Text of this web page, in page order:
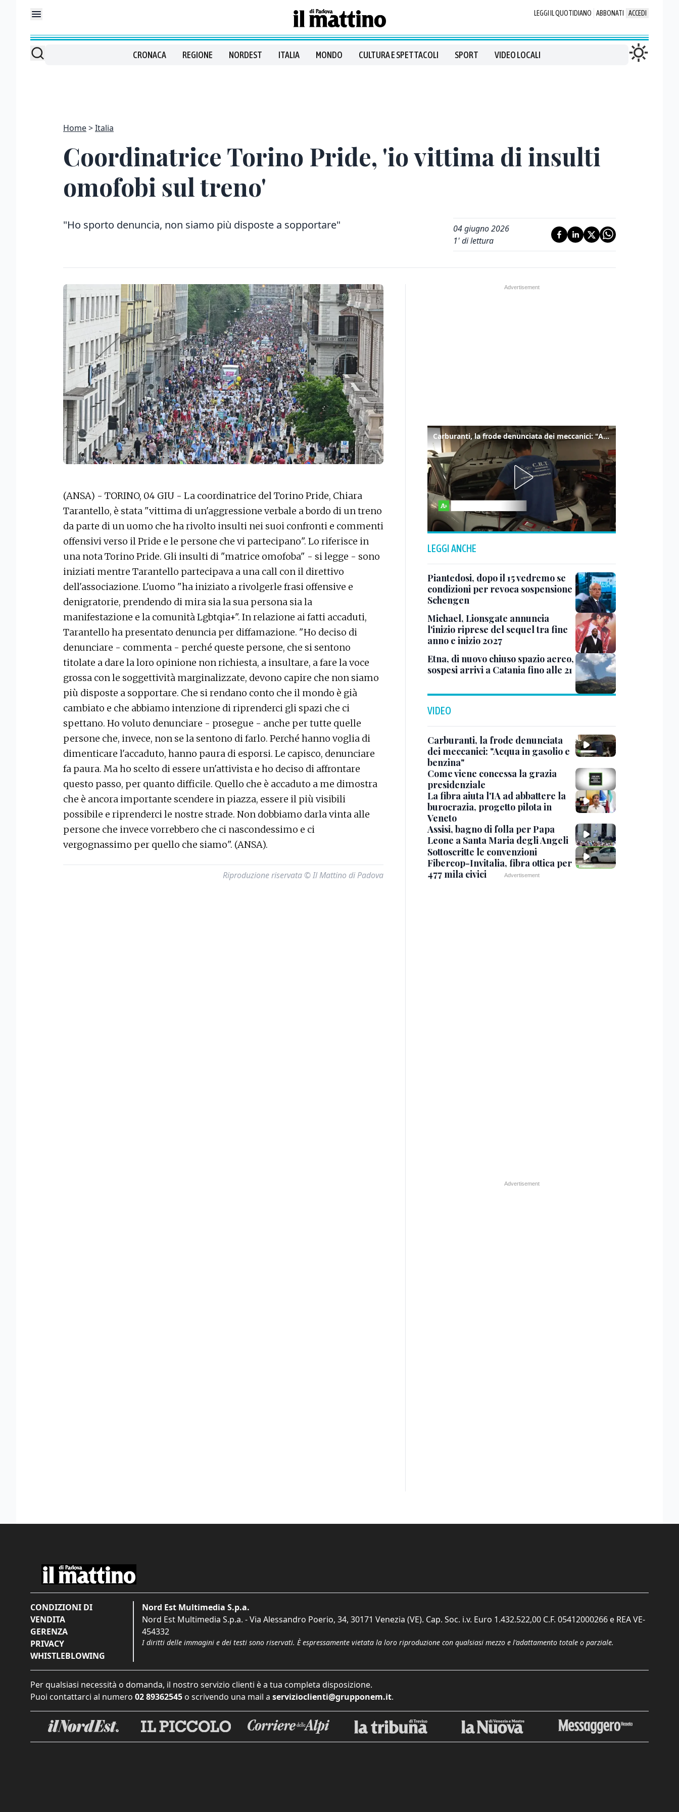
LEGGI IL QUOTIDIANO ABBONATI ACCEDI
CRONACA REGIONE NORDEST ITALIA MONDO CULTURA E SPETTACOLI SPORT VIDEO LOCALI
Home Italia
Coordinatrice Torino Pride, 'io vittima di insulti
omofobi sul treno'
"Ho sporto denuncia, non siamo più disposte a sopportare"
04 giugno 2026
1' di lettura
(ANSA) - TORINO, 04 GIU - La coordinatrice del Torino Pride, Chiara
Tarantello, è stata "vittima di un'aggressione verbale a bordo di un treno
da parte di un uomo che ha rivolto insulti nei suoi confronti e commenti
offensivi verso il Pride e le persone che vi partecipano". Lo riferisce in
una nota Torino Pride. Gli insulti di "matrice omofoba" - si legge - sono
iniziati mentre Tarantello partecipava a una call con il direttivo
dell'associazione. L'uomo "ha iniziato a rivolgerle frasi offensive e
denigratorie, prendendo di mira sia la sua persona sia la
manifestazione e la comunità Lgbtqia+". In relazione ai fatti accaduti,
Tarantello ha presentato denuncia per diffamazione. "Ho deciso di
denunciare - commenta - perché queste persone, che si sentono
titolate a dare la loro opinione non richiesta, a insultare, a fare la voce
grossa con le soggettività marginalizzate, devono capire che non siamo
più disposte a sopportare. Che si rendano conto che il mondo è già
cambiato e che abbiamo intenzione di riprenderci gli spazi che ci
spettano. Ho voluto denunciare - prosegue - anche per tutte quelle
persone che, invece, non se la sentono di farlo. Perché hanno voglia di
dimenticare l'accaduto, hanno paura di esporsi. Le capisco, denunciare
fa paura. Ma ho scelto di essere un'attivista e ho deciso di affrontare
questo passo, per quanto difficile. Quello che è accaduto a me dimostra
che è ancora importante scendere in piazza, essere il più visibili
possibile e riprenderci le nostre strade. Non dobbiamo darla vinta alle
persone che invece vorrebbero che ci nascondessimo e ci
vergognassimo per quello che siamo". (ANSA).
Riproduzione riservata © Il Mattino di Padova
Carburanti, la frode denunciata dei meccanici: "Acqua in gasolio e benzina"
LEGGI ANCHE
Piantedosi, dopo il 15 vedremo se
condizioni per revoca sospensione
Schengen
Michael, Lionsgate annuncia
l'inizio riprese del sequel tra fine
anno e inizio 2027
Etna, di nuovo chiuso spazio aereo,
sospesi arrivi a Catania fino alle 21
VIDEO
Carburanti, la frode denunciata
dei meccanici: "Acqua in gasolio e
benzina"
Come viene concessa la grazia
presidenziale
La fibra aiuta l'IA ad abbattere la
burocrazia, progetto pilota in
Veneto
Assisi, bagno di folla per Papa
Leone a Santa Maria degli Angeli
Sottoscritte le convenzioni
Fibercop-Invitalia, fibra ottica per
477 mila civici
CONDIZIONI DI
VENDITA
GERENZA
PRIVACY
WHISTLEBLOWING
Nord Est Multimedia S.p.a.
Nord Est Multimedia S.p.a. - Via Alessandro Poerio, 34, 30171 Venezia (VE). Cap. Soc. i.v. Euro 1.432.522,00 C.F. 05412000266 e REA VE-
454332
I diritti delle immagini e dei testi sono riservati. È espressamente vietata la loro riproduzione con qualsiasi mezzo e l'adattamento totale o parziale.
Per qualsiasi necessità o domanda, il nostro servizio clienti è a tua completa disposizione.
Puoi contattarci al numero 02 89362545 o scrivendo una mail a servizioclienti@grupponem.it.